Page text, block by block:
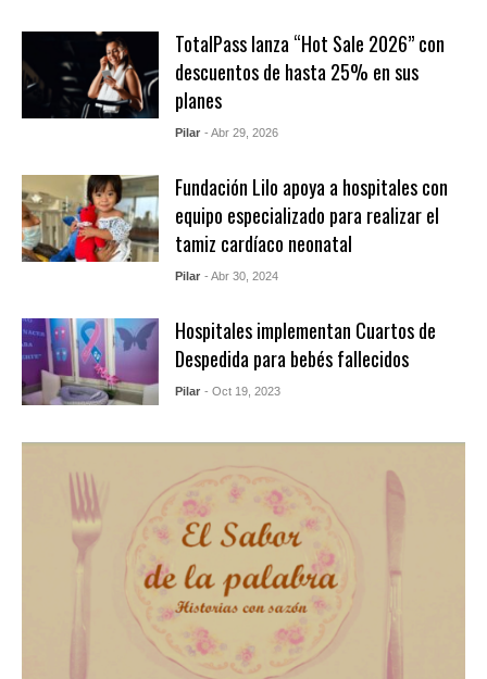
TotalPass lanza “Hot Sale 2026” con
descuentos de hasta 25% en sus
planes
Pilar - Abr 29, 2026
Fundación Lilo apoya a hospitales con
equipo especializado para realizar el
tamiz cardíaco neonatal
Pilar - Abr 30, 2024
Hospitales implementan Cuartos de
Despedida para bebés fallecidos
Pilar - Oct 19, 2023